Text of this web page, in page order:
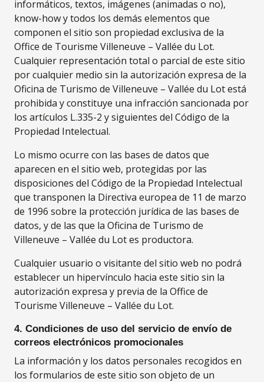
informáticos, textos, imágenes (animadas o no),
know-how y todos los demás elementos que
componen el sitio son propiedad exclusiva de la
Office de Tourisme Villeneuve – Vallée du Lot.
Cualquier representación total o parcial de este sitio
por cualquier medio sin la autorización expresa de la
Oficina de Turismo de Villeneuve – Vallée du Lot está
prohibida y constituye una infracción sancionada por
los artículos L.335-2 y siguientes del Código de la
Propiedad Intelectual.
Lo mismo ocurre con las bases de datos que
aparecen en el sitio web, protegidas por las
disposiciones del Código de la Propiedad Intelectual
que transponen la Directiva europea de 11 de marzo
de 1996 sobre la protección jurídica de las bases de
datos, y de las que la Oficina de Turismo de
Villeneuve – Vallée du Lot es productora.
Cualquier usuario o visitante del sitio web no podrá
establecer un hipervínculo hacia este sitio sin la
autorización expresa y previa de la Office de
Tourisme Villeneuve – Vallée du Lot.
4. Condiciones de uso del servicio de envío de
correos electrónicos promocionales
La información y los datos personales recogidos en
los formularios de este sitio son objeto de un